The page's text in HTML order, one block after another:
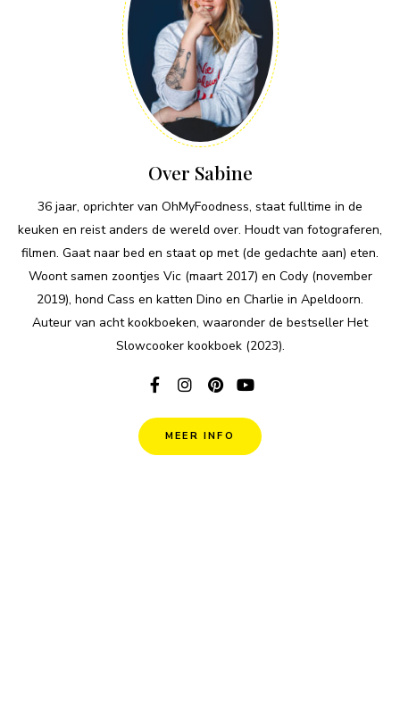
Over Sabine
36 jaar, oprichter van OhMyFoodness, staat fulltime in de
keuken en reist anders de wereld over. Houdt van fotograferen,
filmen. Gaat naar bed en staat op met (de gedachte aan) eten.
Woont samen zoontjes Vic (maart 2017) en Cody (november
2019), hond Cass en katten Dino en Charlie in Apeldoorn.
Auteur van acht kookboeken, waaronder de bestseller Het
Slowcooker kookboek (2023).
MEER INFO